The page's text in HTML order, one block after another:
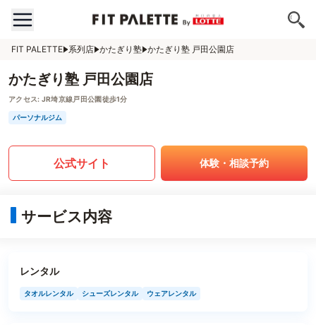
FIT PALETTE 系列店 かたぎり塾 かたぎり塾 戸田公園店
かたぎり塾 戸田公園店
アクセス: JR埼京線戸田公園徒歩1分
パーソナルジム
公式サイト 体験・相談予約
サービス内容
レンタル
タオルレンタル シューズレンタル ウェアレンタル